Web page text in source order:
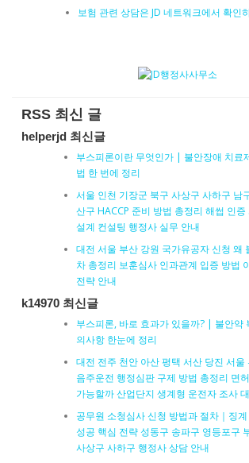
보험 관련 상담은 JD 네트워크에서 확인
RSS 최신 글
helperjd 최신글
부스피론이란 무엇인가 | 불안장애 치료
법 한 번에 정리
서울 인천 기장군 북구 사상구 사하구 남
산구 HACCP 준비 방법 총정리 해썹 인
설계 컨설팅 행정사 실무 안내
대전 서울 부산 강원 국가유공자 신청 왜
차 총정리 보훈심사 인과관계 입증 방법
전략 안내
k14970 최신글
부스피론, 바로 효과가 있을까? | 불안약
의사항 한눈에 정리
대전 전주 천안 아산 평택 서산 당진 서울
음주운전 행정심판 구제 방법 총정리 면
가능할까 산업단지 생계형 운전자 조사
공무원 소청심사 신청 방법과 절차｜징
성공 핵심 전략 성동구 송파구 영등포구
사상구 사하구 행정사 상담 안내